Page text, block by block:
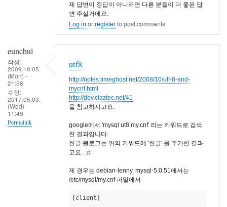
제 답변이 정답이 아니라면 다른 분들이 더 좋은 답
변 주실거에요.
Log in orregisterto post comments
eunchul
작성:
2009.10.05.
(Mon) -
21:58
수정:
2017.05.03.
(Wed) -
11:49
Permalink
utf8
http://notes.timeghost.net/2008/10/utf-8-and-
mycnf.html
http://dev.claztec.net/41
을 참고하시고요.
google에서 'mysql ut8 my.cnf' 라는 키워드로 검색
한 결과입니다.
한글 블로그는 위의 키워드에 '한글' 을 추가한 결과
고요.. :p
제 경우는 debian-lenny, mysql-5.0.51에서는
/etc/mysql/my.cnf 파일에서
[client]